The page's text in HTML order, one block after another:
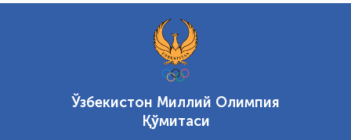
Ўзбекистон Миллий Олимпия
Қўмитаси